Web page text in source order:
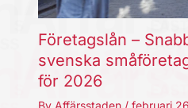
Företagslån –
svenska
för 2026